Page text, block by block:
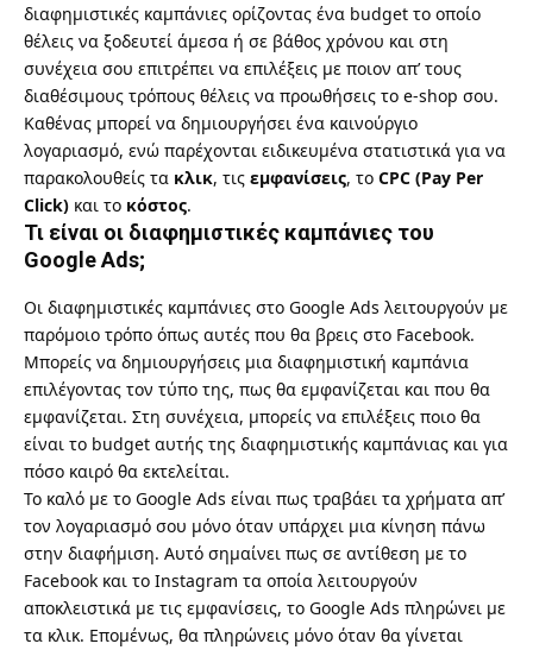
διαφημιστικές καμπάνιες ορίζοντας ένα budget το οποίο
θέλεις να ξοδευτεί άμεσα ή σε βάθος χρόνου και στη
συνέχεια σου επιτρέπει να επιλέξεις με ποιον απ’ τους
διαθέσιμους τρόπους θέλεις να προωθήσεις το e-shop σου.
Καθένας μπορεί να δημιουργήσει ένα καινούργιο
λογαριασμό, ενώ παρέχονται ειδικευμένα στατιστικά για να
παρακολουθείς τα κλικ, τις εμφανίσεις, το CPC (Pay Per
Click) και το κόστος.
Τι είναι οι διαφημιστικές καμπάνιες του
Google Ads;
Οι διαφημιστικές καμπάνιες στο Google Ads λειτουργούν με
παρόμοιο τρόπο όπως αυτές που θα βρεις στο Facebook.
Μπορείς να δημιουργήσεις μια διαφημιστική καμπάνια
επιλέγοντας τον τύπο της, πως θα εμφανίζεται και που θα
εμφανίζεται. Στη συνέχεια, μπορείς να επιλέξεις ποιο θα
είναι το budget αυτής της διαφημιστικής καμπάνιας και για
πόσο καιρό θα εκτελείται.
Το καλό με το Google Ads είναι πως τραβάει τα χρήματα απ’
τον λογαριασμό σου μόνο όταν υπάρχει μια κίνηση πάνω
στην διαφήμιση. Αυτό σημαίνει πως σε αντίθεση με το
Facebook και το Instagram τα οποία λειτουργούν
αποκλειστικά με τις εμφανίσεις, το Google Ads πληρώνει με
τα κλικ. Επομένως, θα πληρώνεις μόνο όταν θα γίνεται